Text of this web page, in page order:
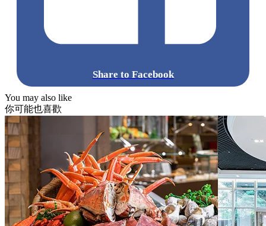
Share to Facebook
You may also like
你可能也喜歡